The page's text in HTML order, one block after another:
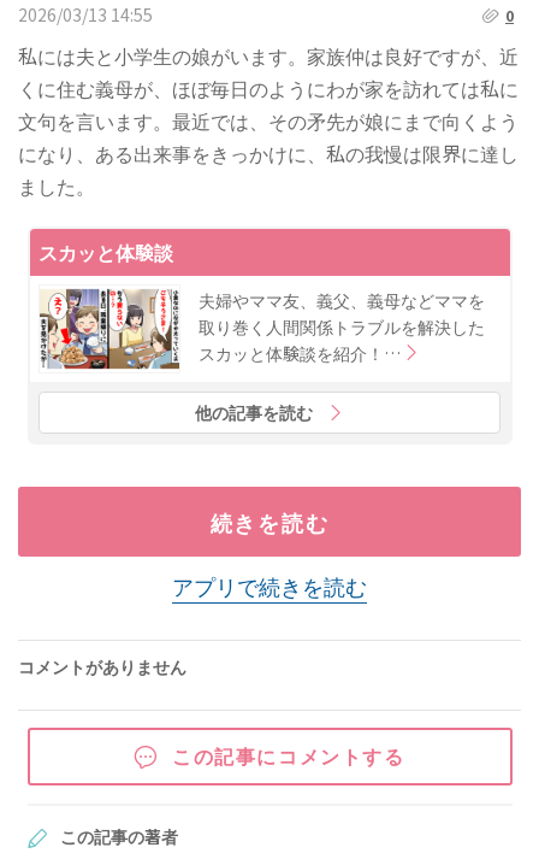
2026/03/13 14:55
0
私には夫と小学生の娘がいます。家族仲は良好ですが、近
くに住む義母が、ほぼ毎日のようにわが家を訪れては私に
文句を言います。最近では、その矛先が娘にまで向くよう
になり、ある出来事をきっかけに、私の我慢は限界に達し
ました。
スカッと体験談
夫婦やママ友、義父、義母などママを
取り巻く人間関係トラブルを解決した
スカッと体験談を紹介！…
他の記事を読む
続きを読む
アプリで続きを読む
コメントがありません
この記事にコメントする
この記事の著者